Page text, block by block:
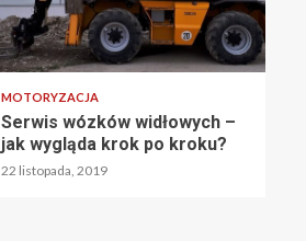
MOTORYZACJA
Serwis wózków widłowych –
jak wygląda krok po kroku?
22 listopada, 2019